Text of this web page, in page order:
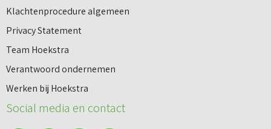
Nieuwbouw
e
n
n
i
e
u
Klachtenprocedure algemeen
Privacy Statement
Team Hoekstra
Verantwoord ondernemen
Werken bij Hoekstra
Social media en contact